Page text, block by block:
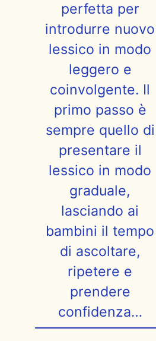
perfetta per
introdurre nuovo
lessico in modo
leggero e
coinvolgente. Il
primo passo è
sempre quello di
presentare il
lessico in modo
graduale,
lasciando ai
bambini il tempo
di ascoltare,
ripetere e
prendere
confidenza…